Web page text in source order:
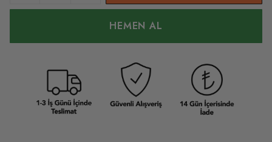
HEMEN AL